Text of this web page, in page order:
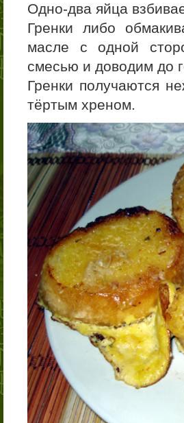
Одно-два яйца
Гренки либо
масле с одной
смесью и доводим до
Гренки получаются
тёртым хреном.